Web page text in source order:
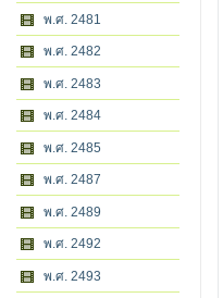
พ.ศ. 2481
พ.ศ. 2482
พ.ศ. 2483
พ.ศ. 2484
พ.ศ. 2485
พ.ศ. 2487
พ.ศ. 2489
พ.ศ. 2492
พ.ศ. 2493